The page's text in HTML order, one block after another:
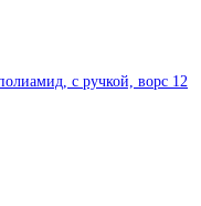
с ручкой, ворс 12